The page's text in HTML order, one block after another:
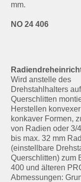
mm.
NO 24 406
Wird anstelle des
Drehstahlhalters
Querschlitten
Herstellen
konkaver Formen,
von Radien oder 3/
bis max. 32 mm
(einstellbare
Querschlitten) zum
400 und älteren
Abmessungen: